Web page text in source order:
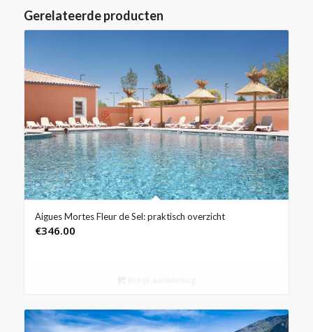
Gerelateerde producten
Aigues Mortes Fleur de Sel: praktisch overzicht
€346.00